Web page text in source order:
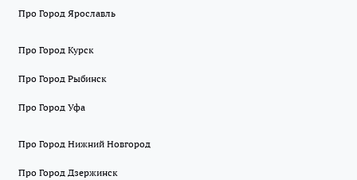
Про Город Ярославль
Про Город Курск
Про Город Рыбинск
Про Город Уфа
Про Город Нижний Новгород
Про Город Дзержинск